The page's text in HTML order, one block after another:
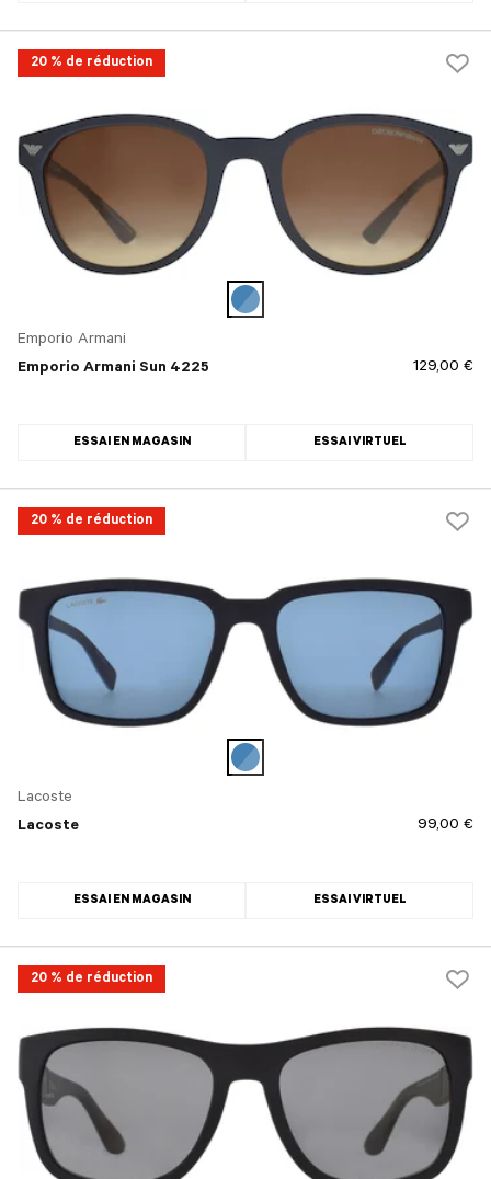
20 % de réduction
Emporio Armani
Emporio Armani Sun 4225
129,00 €
ESSAI EN MAGASIN ESSAI VIRTUEL
20 % de réduction
Lacoste
Lacoste
99,00 €
ESSAI EN MAGASIN ESSAI VIRTUEL
20 % de réduction